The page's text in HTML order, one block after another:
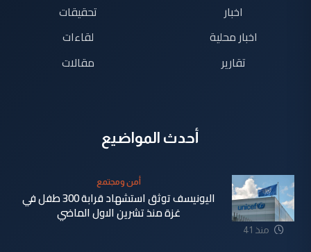
اخبار
اخبار محلية
تقارير
تحقيقات
لقاءات
مقالات
أحدث المواضيع
منذ 41
أمن ومجتمع
اليونيسف توثق استشهاد قرابة 300 طفل في
غزة منذ تشرين الاول الماضي